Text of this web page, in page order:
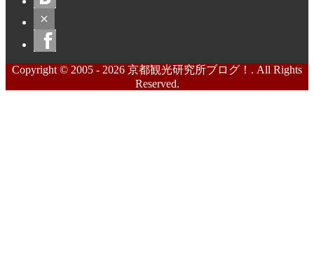
Copyright © 2005 - 2026 京都観光研究所ブログ！. All Rights
Reserved.